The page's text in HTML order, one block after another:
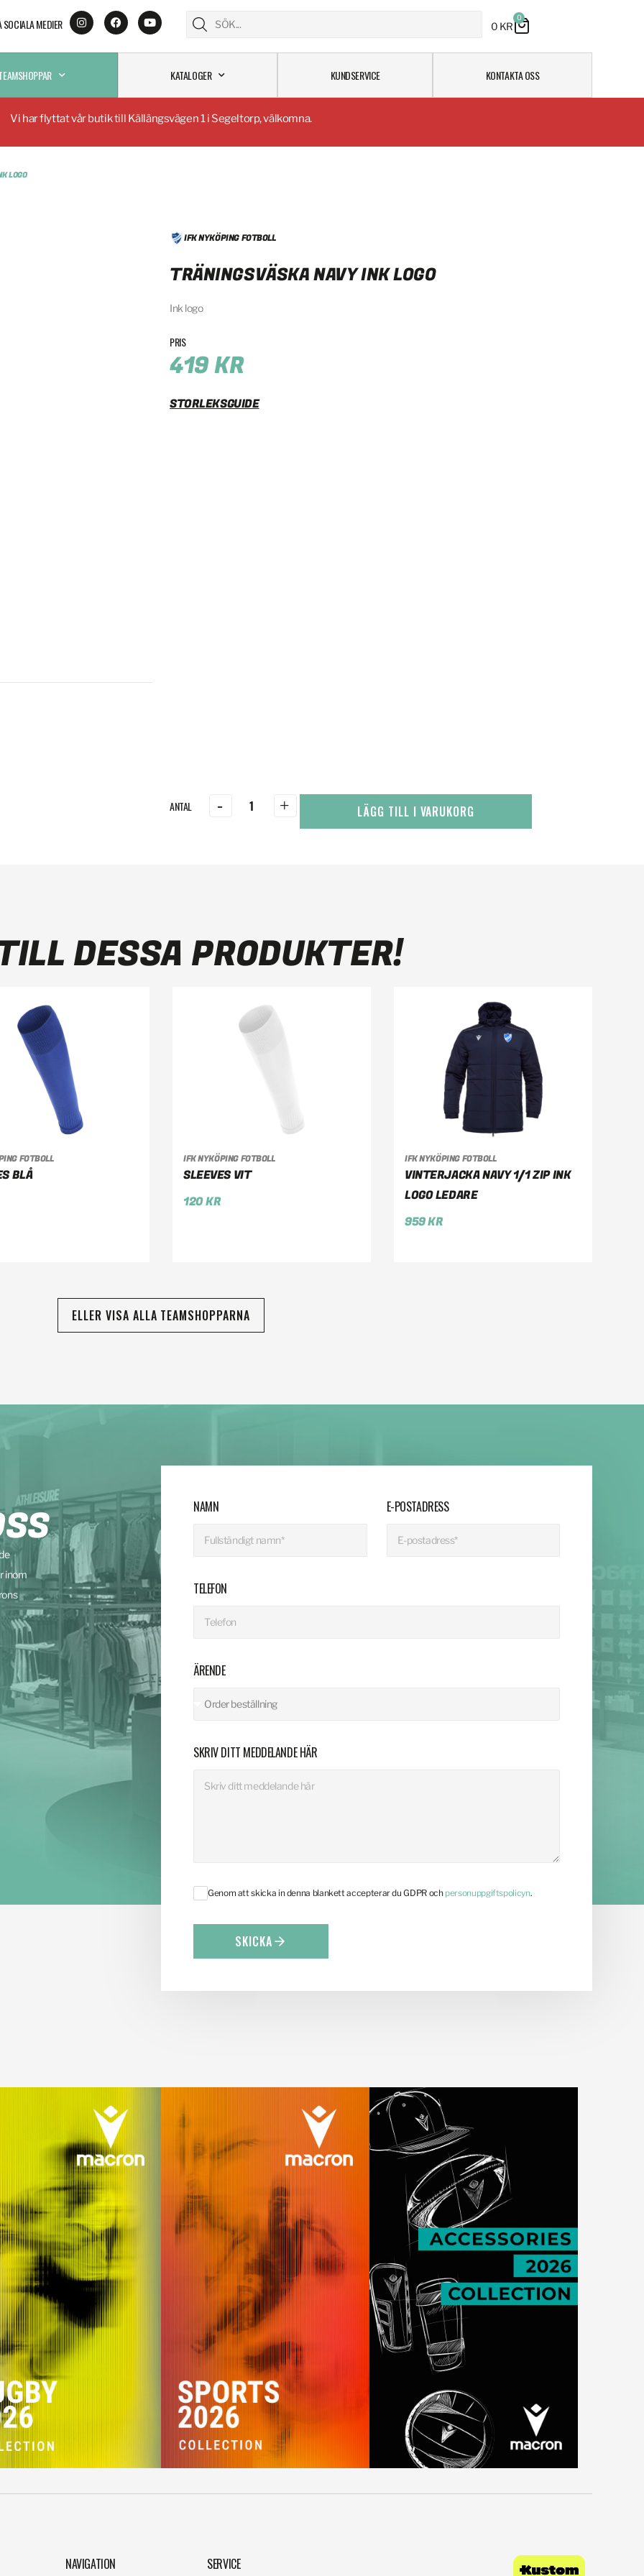
SOCIALA MEDIER 0 KR
0
KATALOGER KUNDSERVICE KONTAKTA OSS
Vi har flyttat vår butik till Källängsvägen 1 i Segeltorp, välkomna.
LOGO
IFK NYKÖPING FOTBOLL
TRÄNINGSVÄSKA NAVY INK LOGO
Ink logo
419KR
STORLEKSGUIDE
- + LÄGG TILL I VARUKORG
DESSA PRODUKTER!
FOTBOLL
BLÅ
ALTERNATIV
IFK NYKÖPING FOTBOLL
SLEEVES VIT
120KR
VÄLJ ALTERNATIV
IFK NYKÖPING FOTBOLL
VINTERJACKA NAVY 1/1 ZIP INK
LOGO LEDARE
959KR
VÄLJ ALTERNATIV
ELLER VISA ALLA TEAMSHOPPARNA
inom
NAMN E-POSTADRESS
TELEFON
ÄRENDE
SKRIV DITT MEDDELANDE HÄR
Genom att skicka in denna blankett accepterar du GDPR och personuppgiftspolicyn.
SKICKA
NAVIGATION SERVICE